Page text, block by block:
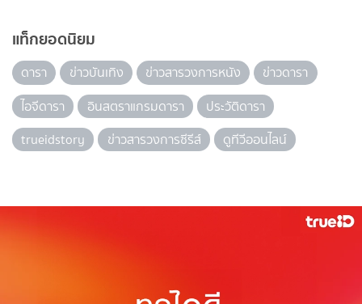
แท็กยอดนิยม
ดารา ข่าวบันเทิง ข่าวสารวงการหนัง
ข่าวดารา
ไอจีดารา
อินสตราแกรมดารา
ประวัติดารา
trueidstory
ข่าวสารวงการซีรีส์ ดูทีวีออนไลน์